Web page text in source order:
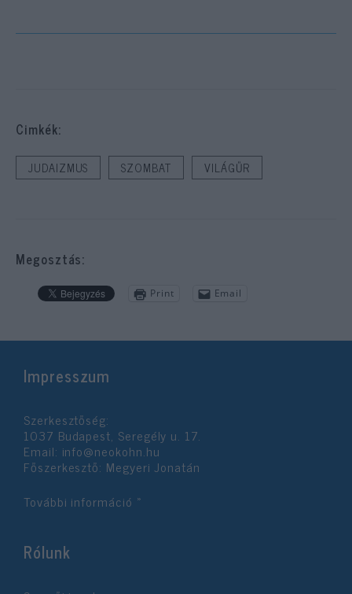
Cimkék:
JUDAIZMUS SZOMBAT VILÁGŰR
Megosztás:
Print Email
Impresszum
Szerkesztőség:
1037 Budapest, Seregély u. 17.
Email: info@neokohn.hu
Főszerkesztő: Megyeri Jonatán
További információ »
Rólunk